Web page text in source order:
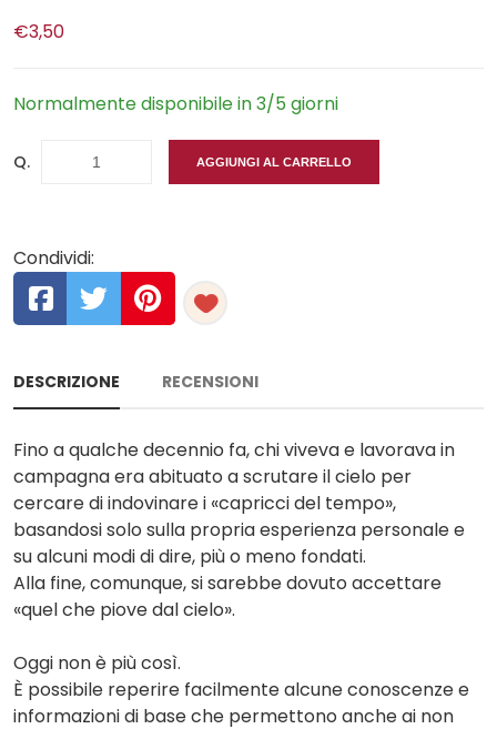
€3,50
Normalmente disponibile in 3/5 giorni
Q. AGGIUNGI AL CARRELLO
Condividi:
DESCRIZIONE RECENSIONI
Fino a qualche decennio fa, chi viveva e lavorava in
campagna era abituato a scrutare il cielo per
cercare di indovinare i «capricci del tempo»,
basandosi solo sulla propria esperienza personale e
su alcuni modi di dire, più o meno fondati.
Alla fine, comunque, si sarebbe dovuto accettare
«quel che piove dal cielo».
Oggi non è più così.
È possibile reperire facilmente alcune conoscenze e
informazioni di base che permettono anche ai non